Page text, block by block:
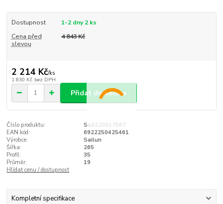
Dostupnost
1-2 dny 2 ks
Cena před
slevou
4 843 Kč
2 214 Kč/ks
1 830 Kč bez DPH
Přidat do košíku
Číslo produktu:
Sa3220017567
EAN kód:
6922250425461
Výrobce:
Sailun
Šířka:
265
Profil:
35
Průměr:
19
Hlídat cenu / dostupnost
Kompletní specifikace